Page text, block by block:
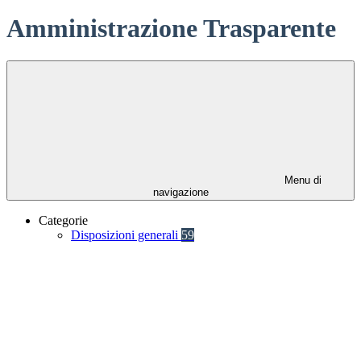
Amministrazione Trasparente
Menu di
navigazione
Categorie
Disposizioni generali 59